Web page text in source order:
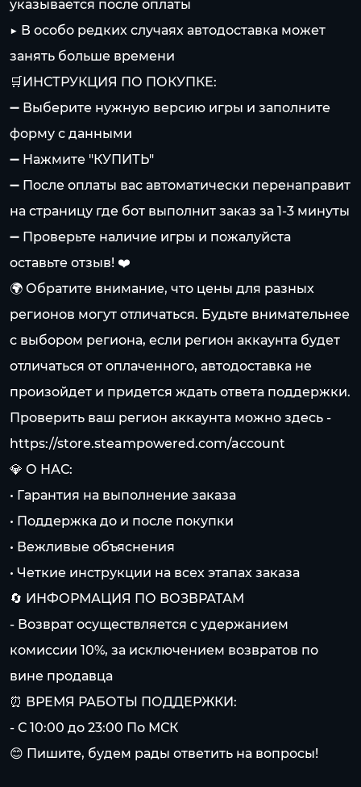
указывается после оплаты
▶️ В особо редких случаях автодоставка может
занять больше времени
🛒ИНСТРУКЦИЯ ПО ПОКУПКЕ:
➖ Выберите нужную версию игры и заполните
форму с данными
➖ Нажмите "КУПИТЬ"
➖ После оплаты вас автоматически перенаправит
на страницу где бот выполнит заказ за 1-3 минуты
➖ Проверьте наличие игры и пожалуйста
оставьте отзыв! ❤️
🌍 Обратите внимание, что цены для разных
регионов могут отличаться. Будьте внимательнее
с выбором региона, если регион аккаунта будет
отличаться от оплаченного, автодоставка не
произойдет и придется ждать ответа поддержки.
Проверить ваш регион аккаунта можно здесь -
https://store.steampowered.com/account
💎 О НАС:
• Гарантия на выполнение заказа
• Поддержка до и после покупки
• Вежливые объяснения
• Четкие инструкции на всех этапах заказа
🔄 ИНФОРМАЦИЯ ПО ВОЗВРАТАМ
- Возврат осуществляется с удержанием
комиссии 10%, за исключением возвратов по
вине продавца
⏰ ВРЕМЯ РАБОТЫ ПОДДЕРЖКИ:
- С 10:00 до 23:00 По МСК
😊 Пишите, будем рады ответить на вопросы!